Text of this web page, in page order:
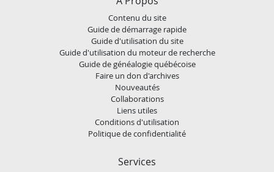
Contenu du site
Guide de démarrage rapide
Guide d'utilisation du site
Guide d'utilisation du moteur de recherche
Guide de généalogie québécoise
Faire un don d'archives
Nouveautés
Collaborations
Liens utiles
Conditions d'utilisation
Politique de confidentialité
Services